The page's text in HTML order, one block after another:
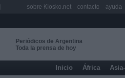
Periódicos de Argentina
Toda la prensa de hoy
Inicio África
sobre Kiosko.net contacto ayuda